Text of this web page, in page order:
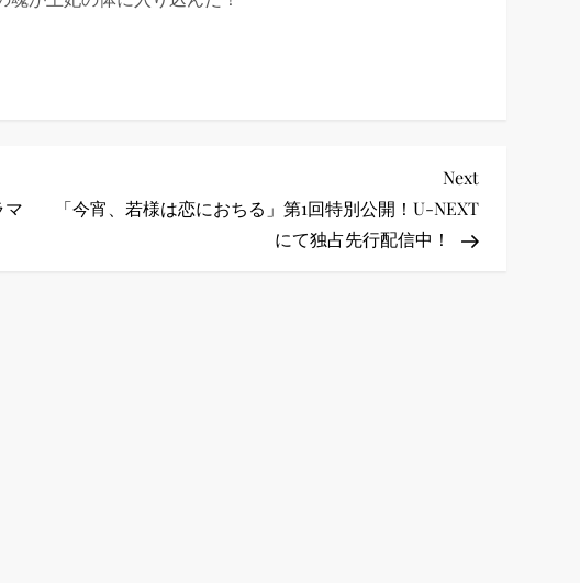
マ
Next
Post
Next
「今宵、若様は恋におちる」第1回特別公開！U-NEXT
にて独占先行配信中！